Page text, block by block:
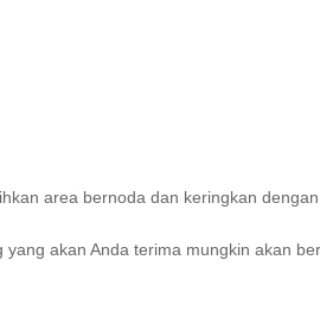
area bernoda dan keringkan
akan Anda terima mungkin akan